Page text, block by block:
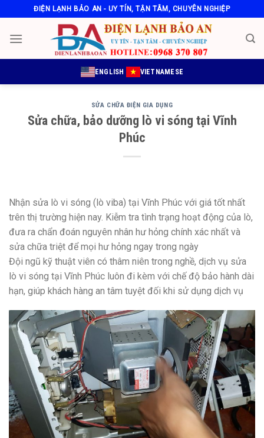
to
content
ĐIỆN LẠNH BẢO AN - UY TÍN, TẬN TÂM, CHUYÊN NGHIỆP
ENGLISH VIETNAMESE
SỬA CHỮA ĐIỆN GIA DỤNG
Sửa chữa, bảo dưỡng lò vi sóng tại Vĩnh
Phúc
Nhận sửa lò vi sóng (lò viba) tại Vĩnh Phúc với giá tốt nhất
trên thị trường hiện nay. Kiễm tra tình trạng hoạt động của lò,
đưa ra chẩn đoán nguyên nhân hư hỏng chính xác nhất và
sửa chữa triệt để mọi hư hỏng ngay trong ngày
Đội ngũ kỹ thuật viên có thâm niên trong nghề, dịch vụ sửa
lò vi sóng tại Vĩnh Phúc luôn đi kèm với chế độ bảo hành dài
hạn, giúp khách hàng an tâm tuyệt đối khi sử dụng dịch vụ